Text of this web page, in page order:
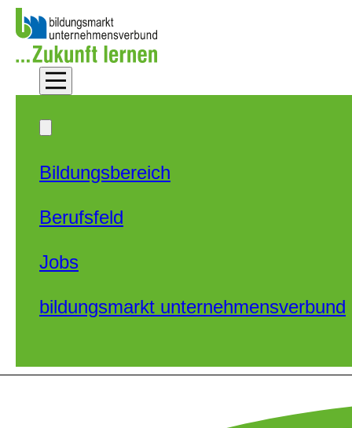
Zum Hauptinhalt springen
Bildungsbereich
Berufsfeld
Jobs
bildungsmarkt unternehmensverbund